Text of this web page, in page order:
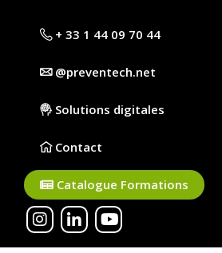
+ 33 1 44 09 70 44
@preventech.net
Solutions digitales
Contact
Catalogue Formations